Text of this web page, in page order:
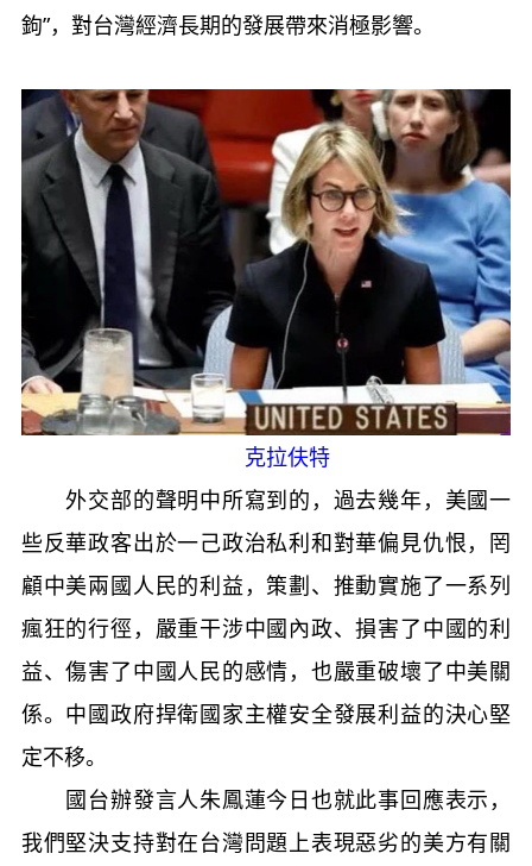
鉤”，對台灣經濟長期的發展帶來消極影響。
克拉伕特
外交部的聲明中所寫到的，過去幾年，美國一
些反華政客出於一己政治私利和對華偏見仇恨，罔
顧中美兩國人民的利益，策劃、推動實施了一系列
瘋狂的行徑，嚴重干涉中國內政、損害了中國的利
益、傷害了中國人民的感情，也嚴重破壞了中美關
係。中國政府捍衛國家主權安全發展利益的決心堅
定不移。
國台辦發言人朱鳳蓮今日也就此事回應表示，
我們堅決支持對在台灣問題上表現惡劣的美方有關